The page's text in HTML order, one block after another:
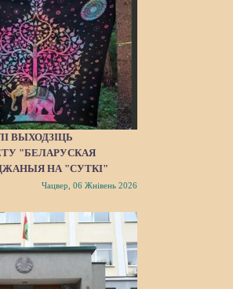
ВЫХОДЗІЦЬ
"БЕЛАРУСКАЯ
НА "СУТКІ"
Чацвер, 06 Жнівень 2026